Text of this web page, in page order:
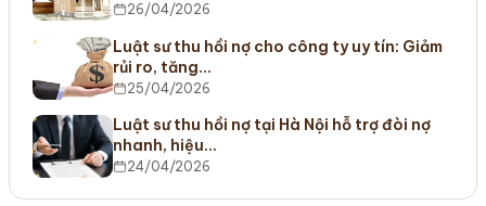
26/04/2026
Luật sư thu hồi nợ cho công ty uy tín: Giảm
rủi ro, tăng…
25/04/2026
Luật sư thu hồi nợ tại Hà Nội hỗ trợ đòi nợ
nhanh, hiệu…
24/04/2026